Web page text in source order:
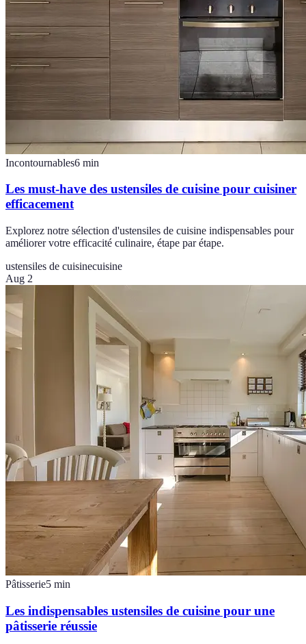
Incontournables6 min
Les must-have des ustensiles de cuisine pour cuisiner
efficacement
Explorez notre sélection d'ustensiles de cuisine indispensables pour
améliorer votre efficacité culinaire, étape par étape.
ustensiles de cuisinecuisine
Aug 2
Pâtisserie5 min
Les indispensables ustensiles de cuisine pour une
pâtisserie réussie